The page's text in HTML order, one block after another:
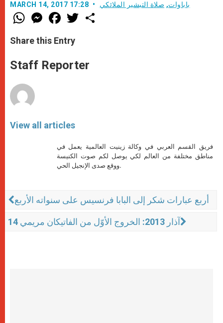
MARCH 14, 2017 17:28 باباوات, صلاة التبشير الملائكي
W
h
t
s
p
p
M
e
s
e
g
e
F
a
e
b
o
k
T
w
r
Share this Entry
Staff Reporter
View all articles
فريق القسم العربي في وكالة زينيت العالمية يعمل في
مناطق مختلفة من العالم لكي يوصل لكم صوت الكنيسة
ووقع صدى الإنجيل الحي.
أربع عبارات شكر إلى البابا فرنسيس على سنواته الأربع
14 آذار 2013: الخروج الأوّل من الفاتيكان مريمي